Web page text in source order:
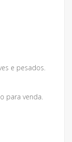
e pesados.
para venda.